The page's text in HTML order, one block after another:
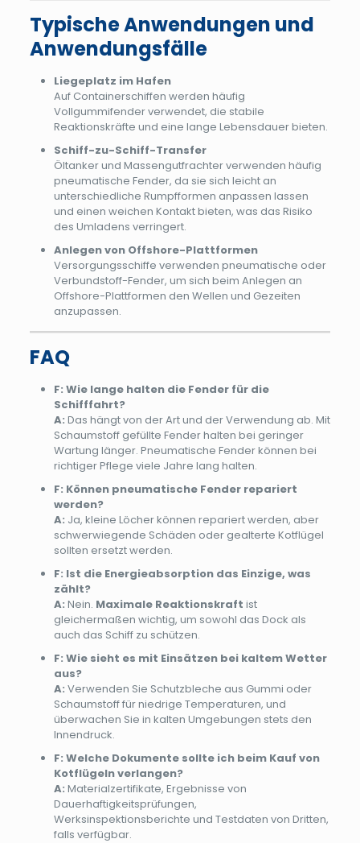
Typische Anwendungen und
Anwendungsfälle
Liegeplatz im Hafen
Auf Containerschiffen werden häufig
Vollgummifender verwendet, die stabile
Reaktionskräfte und eine lange Lebensdauer bieten.
Schiff-zu-Schiff-Transfer
Öltanker und Massengutfrachter verwenden häufig
pneumatische Fender, da sie sich leicht an
unterschiedliche Rumpfformen anpassen lassen
und einen weichen Kontakt bieten, was das Risiko
des Umladens verringert.
Anlegen von Offshore-Plattformen
Versorgungsschiffe verwenden pneumatische oder
Verbundstoff-Fender, um sich beim Anlegen an
Offshore-Plattformen den Wellen und Gezeiten
anzupassen.
FAQ
F: Wie lange halten die Fender für die
Schifffahrt?
A: Das hängt von der Art und der Verwendung ab. Mit
Schaumstoff gefüllte Fender halten bei geringer
Wartung länger. Pneumatische Fender können bei
richtiger Pflege viele Jahre lang halten.
F: Können pneumatische Fender repariert
werden?
A: Ja, kleine Löcher können repariert werden, aber
schwerwiegende Schäden oder gealterte Kotflügel
sollten ersetzt werden.
F: Ist die Energieabsorption das Einzige, was
zählt?
A: Nein. Maximale Reaktionskraft ist
gleichermaßen wichtig, um sowohl das Dock als
auch das Schiff zu schützen.
F: Wie sieht es mit Einsätzen bei kaltem Wetter
aus?
A: Verwenden Sie Schutzbleche aus Gummi oder
Schaumstoff für niedrige Temperaturen, und
überwachen Sie in kalten Umgebungen stets den
Innendruck.
F: Welche Dokumente sollte ich beim Kauf von
Kotflügeln verlangen?
A: Materialzertifikate, Ergebnisse von
Dauerhaftigkeitsprüfungen,
Werksinspektionsberichte und Testdaten von Dritten,
falls verfügbar.